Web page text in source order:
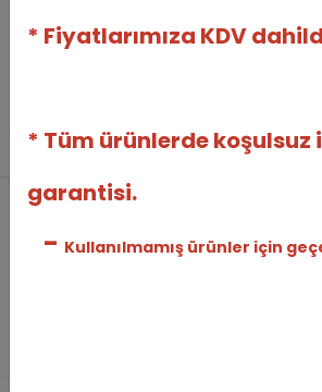
Adet
* Fiyatlarımıza KDV
* Tüm ürünlerde koşulsuz
garantisi.
- Kullanılmamış ürünler için